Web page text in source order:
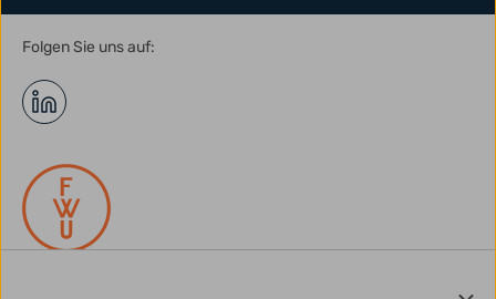
Folgen Sie uns auf: